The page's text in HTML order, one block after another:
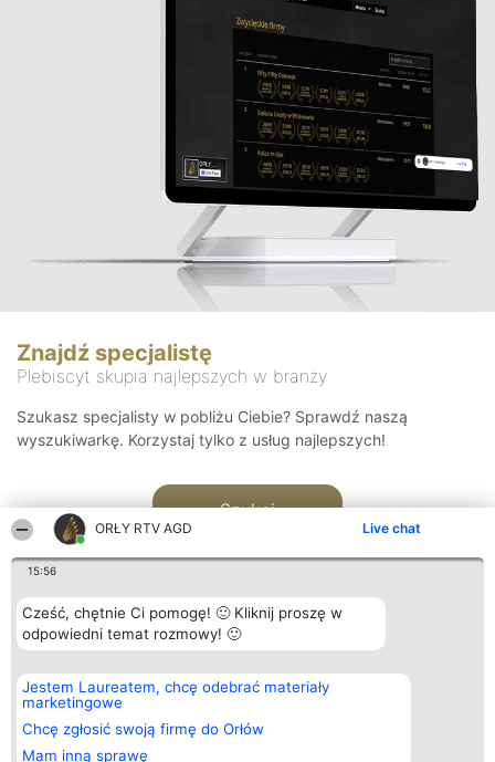
ORŁY RTV AGD Live chat
15:56
Cześć, chętnie Ci pomogę! 🙂 Kliknij proszę w
odpowiedni temat rozmowy! 🙂
Jestem Laureatem, chcę odebrać materiały
marketingowe
Chcę zgłosić swoją firmę do Orłów
Mam inną sprawę
Znajdź specjalistę
Plebiscyt skupia najlepszych w branży
Szukasz specjalisty w pobliżu Ciebie? Sprawdź naszą
wyszukiwarkę. Korzystaj tylko z usług najlepszych!
Szukaj
Organizator plebiscytu
Bright Side Solutions sp. z o.
o. sp. k.
ul. Ruska 22
Wrocław 50-079
KRS 0000749100 | Regon
Plebiscyt
Laureaci
wszystkich
Laureatów
Kontakt
Kontakt